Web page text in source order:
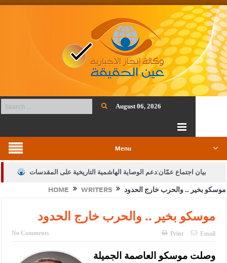
August 06, 2026
Menu
بيان اجتماع عمّان:دعم الوصاية الهاشمية التاريخية على المقدسات
الإسلامية والمسيحية
النواب يقر مشروع تعديل قانون الملكية العقارية
تشكيلات إدارية واسعة في الداخلية (اسماء)
HOME WRITERS موسكو بخير .. والحرب خارج الحدود
موسكو بخير .. والحرب خارج الحدود
No Comments Print Email
وصلت موسكو العاصمة الجميلة